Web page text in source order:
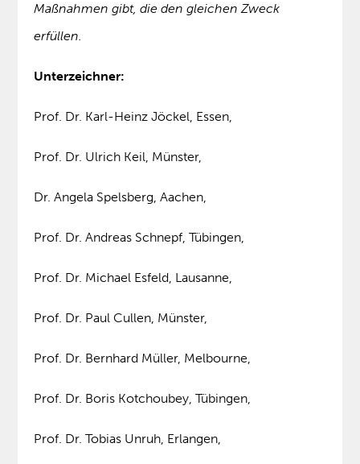
Maßnahmen gibt, die den gleichen Zweck
erfüllen.
Unterzeichner:
Prof. Dr. Karl-Heinz Jöckel, Essen,
Prof. Dr. Ulrich Keil, Münster,
Dr. Angela Spelsberg, Aachen,
Prof. Dr. Andreas Schnepf, Tübingen,
Prof. Dr. Michael Esfeld, Lausanne,
Prof. Dr. Paul Cullen, Münster,
Prof. Dr. Bernhard Müller, Melbourne,
Prof. Dr. Boris Kotchoubey, Tübingen,
Prof. Dr. Tobias Unruh, Erlangen,